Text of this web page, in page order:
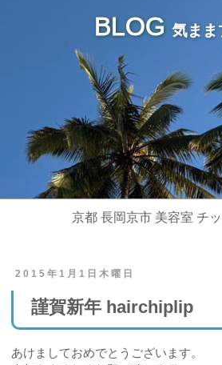
BLOG気まま
京都 長岡京市 美容室 チ
2015年1月1日木曜日
謹賀新年 hairchiplip
あけましておめでとうございます。